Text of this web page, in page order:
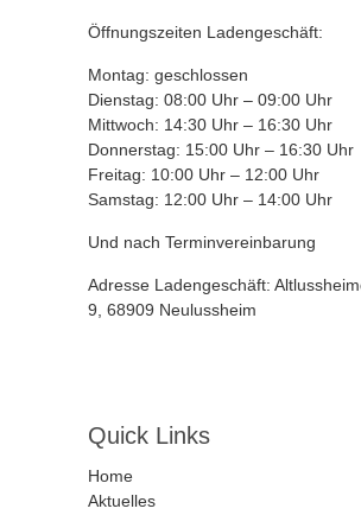
Öffnungszeiten Ladengeschäft:
Montag: geschlossen
Dienstag: 08:00 Uhr – 09:00 Uhr
Mittwoch: 14:30 Uhr – 16:30 Uhr
Donnerstag: 15:00 Uhr – 16:30 Uhr
Freitag: 10:00 Uhr – 12:00 Uhr
Samstag: 12:00 Uhr – 14:00 Uhr
Und nach Terminvereinbarung
Adresse Ladengeschäft:
9, 68909 Neulussheim
Quick Links
Home
Aktuelles